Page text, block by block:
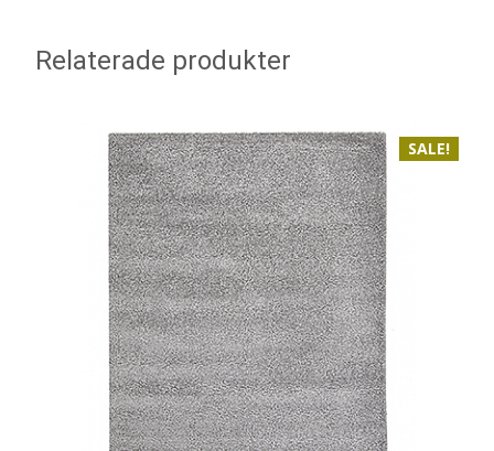
Relaterade produkter
SALE!